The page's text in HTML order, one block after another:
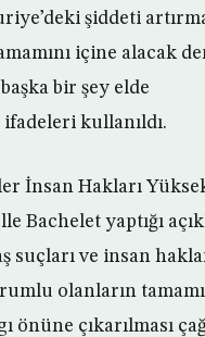
şiddeti
içine alacak
bir şey elde
kullanıldı.
İnsan Hakları
Bachelet yaptığı
suçları ve insan
olanların
önüne çıkarılması